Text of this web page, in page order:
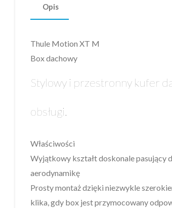
Opis
Thule Motion XT M
Box dachowy
Stylowy i przestronny kufer
obsługi.
Właściwości
Wyjątkowy kształt doskonale pasujący
aerodynamikę
Prosty montaż dzięki niezwykle
klika, gdy box jest przymocowany